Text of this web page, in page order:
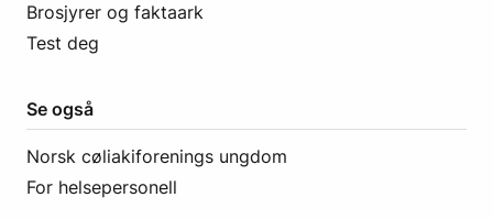
Brosjyrer og faktaark
Test deg
Se også
Norsk cøliakiforenings ungdom
For helsepersonell